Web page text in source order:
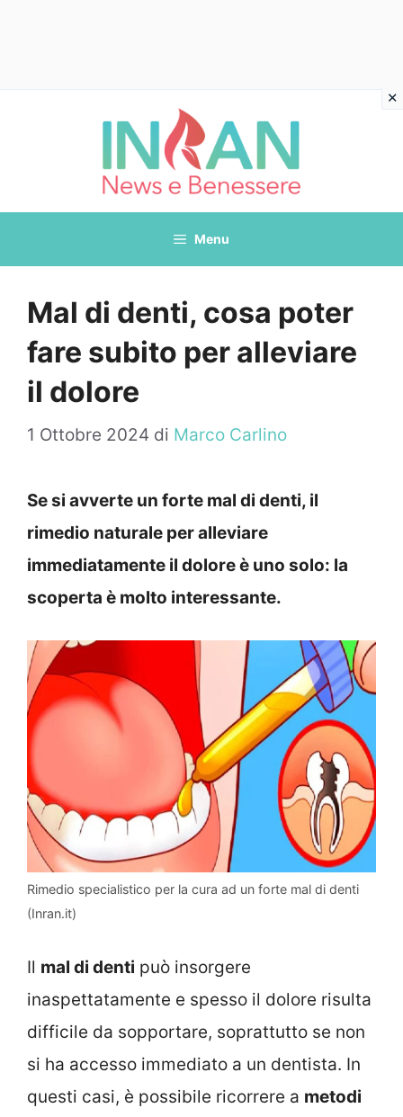
Menu
Mal di denti, cosa poter
fare subito per alleviare
il dolore
1 Ottobre 2024 di Marco Carlino
Se si avverte un forte mal di denti, il
rimedio naturale per alleviare
immediatamente il dolore è uno solo: la
scoperta è molto interessante.
Rimedio specialistico per la cura ad un forte mal di denti
(Inran.it)
Il mal di denti può insorgere
inaspettatamente e spesso il dolore risulta
difficile da sopportare, soprattutto se non
si ha accesso immediato a un dentista. In
questi casi, è possibile ricorrere a metodi